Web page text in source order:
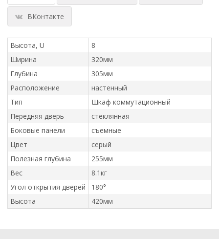
ВКонтакте
Высота, U
8
Ширина
320мм
Глубина
305мм
Расположение
настенный
Тип
Шкаф коммутационный
Передняя дверь
стеклянная
Боковые панели
съемные
Цвет
серый
Полезная глубина
255мм
Вес
8.1кг
Угол открытия дверей
180°
Высота
420мм